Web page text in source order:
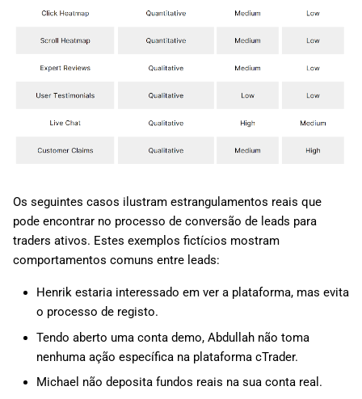
Os seguintes casos ilustram estrangulamentos reais que
pode encontrar no processo de conversão de leads para
traders ativos. Estes exemplos fictícios mostram
comportamentos comuns entre leads:
Henrik estaria interessado em ver a plataforma, mas evita
o processo de registo.
Tendo aberto uma conta demo, Abdullah não toma
nenhuma ação específica na plataforma cTrader.
Michael não deposita fundos reais na sua conta real.